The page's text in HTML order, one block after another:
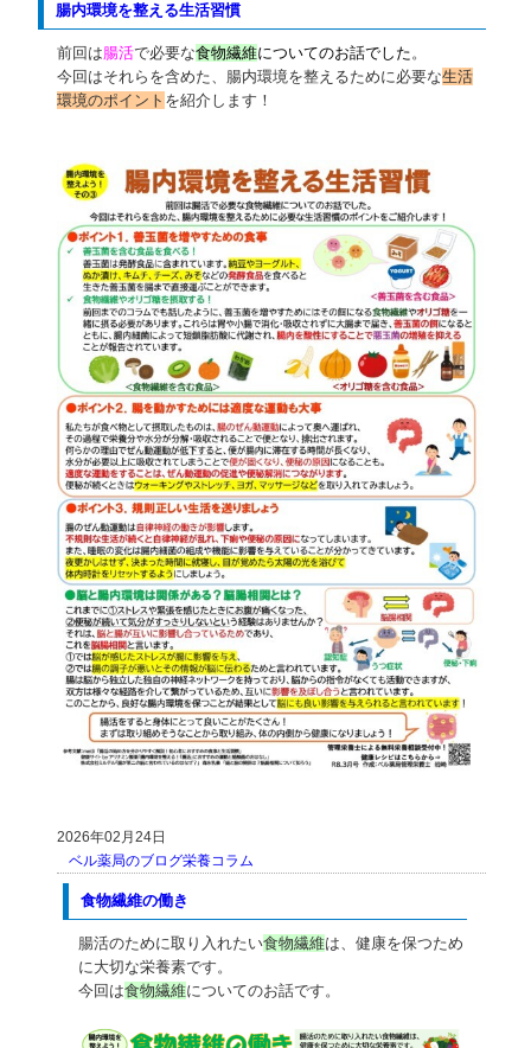
腸内環境を整える生活習慣
前回は腸活で必要な食物繊維についてのお話でした。
今回はそれらを含めた、腸内環境を整えるために必要な生活
環境のポイント を紹介します！
2026年02月24日
ベル薬局のブログ栄養コラム
食物繊維の働き
腸活のために取り入れたい食物繊維は、健康を保つため
に大切な栄養素です。
今回は食物繊維についてのお話です。